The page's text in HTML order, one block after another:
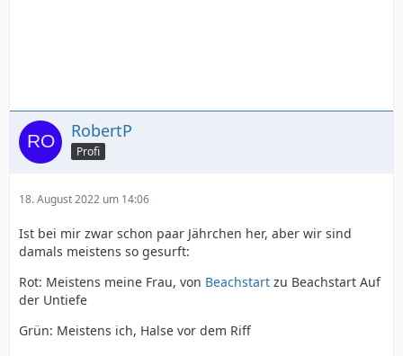
RobertP
Profi
18. August 2022 um 14:06
Ist bei mir zwar schon paar Jährchen her, aber wir sind
damals meistens so gesurft:
Rot: Meistens meine Frau, von Beachstart zu Beachstart Auf
der Untiefe
Grün: Meistens ich, Halse vor dem Riff